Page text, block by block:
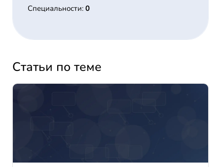
Специальности: 0
Статьи по теме